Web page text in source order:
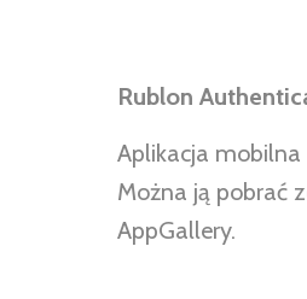
Rublon
Aplikacja
Można ją pobrać
AppGallery.